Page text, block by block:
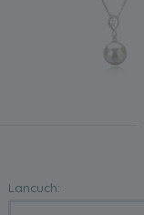
Lancuch: